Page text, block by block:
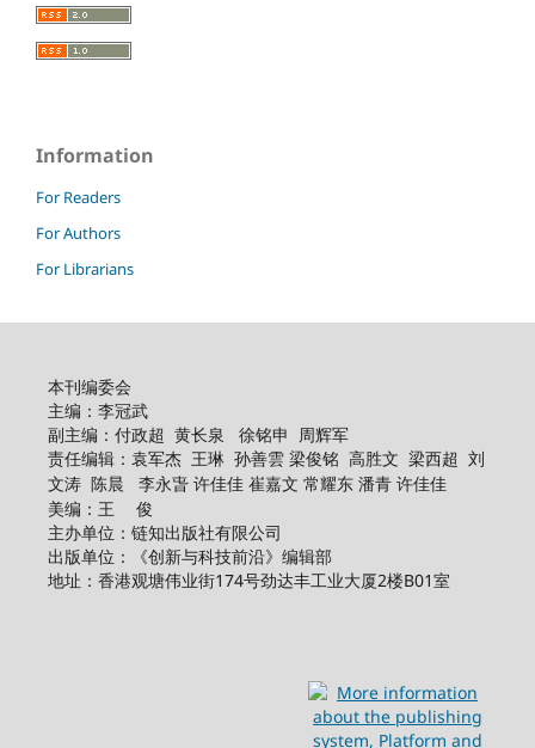
Information
For Readers
For Authors
For Librarians
本刊编委会
主编：李冠武
副主编：付政超 黄长泉 徐铭申 周辉军
责任编辑：袁军杰 王琳 孙善雲 梁俊铭 高胜文 梁西超 刘
文涛 陈晨
李永旾 许佳佳 崔嘉文 常耀东 潘青 许佳佳
美编：王 俊
主办单位：链知出版社有限公司
出版单位：《创新与科技前沿》编辑部
地址：香港观塘伟业街174号劲达丰工业大厦2楼B01室